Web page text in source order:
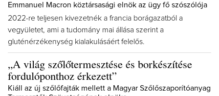
Emmanuel Macron köztársasági elnök az ügy fő szószólója
2022-re teljesen kivezetnék a francia borágazatból a
vegyületet, ami a tudomány mai állása szerint a
gluténérzékenység kialakulásáért felelős.
„A világ szőlőtermesztése és borkészítése
fordulóponthoz érkezett”
Kiáll az új szőlőfajták mellett a Magyar Szőlőszaporítóanyag